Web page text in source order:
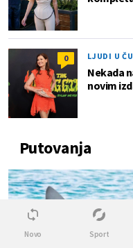
0 LJUDI U
Nekada
novim
Putovanja
Novo Sport